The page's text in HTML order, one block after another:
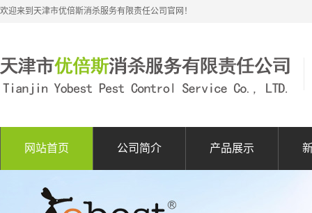
欢迎来到天津市优倍斯消杀服务有限责任公司官网！
网站首页 公司简介 产品展示